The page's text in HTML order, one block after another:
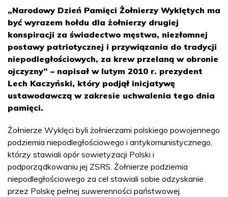
„Narodowy Dzień Pamięci Żołnierzy Wyklętych ma
być wyrazem hołdu dla żołnierzy drugiej
konspiracji za świadectwo męstwa, niezłomnej
postawy patriotycznej i przywiązania do tradycji
niepodległościowych, za krew przelaną w obronie
ojczyzny” – napisał w lutym 2010 r. prezydent
Lech Kaczyński, który podjął inicjatywę
ustawodawczą w zakresie uchwalenia tego dnia
pamięci.
Żołnierze Wyklęci byli żołnierzami polskiego powojennego
podziemia niepodległościowego i antykomunistycznego,
którzy stawiali opór sowietyzacji Polski i
podporządkowaniu jej ZSRS. Żołnierze podziemia
niepodległościowego za cel stawiali sobie odzyskanie
przez Polskę pełnej suwerenności państwowej.